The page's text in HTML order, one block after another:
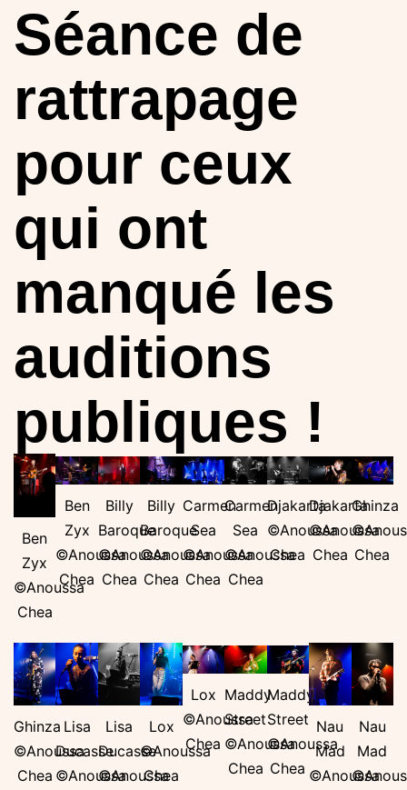
Séance de
rattrapage
pour ceux
qui ont
manqué les
auditions
publiques !
Ben
Zyx
©Anoussa
Chea
Ben
Zyx
©Anoussa
Chea
Billy
Baroque
©Anoussa
Chea
Billy
Baroque
©Anoussa
Chea
Carmen
Sea
©Anoussa
Chea
Carmen
Sea
©Anoussa
Chea
Djakarta
©Anoussa
Chea
Djakarta
©Anoussa
Chea
Ghinza
Chea
Ghinza
©Anoussa
Chea
Lisa
Ducasse
©Anoussa
Lisa
Ducasse
©Anoussa
Lox
©Anoussa
Chea
Lox
©Anoussa
Chea
Maddy
Street
©Anoussa
Chea
Maddy
Street
©Anoussa
Chea
Nau
Mad
©Anoussa
Nau
Mad